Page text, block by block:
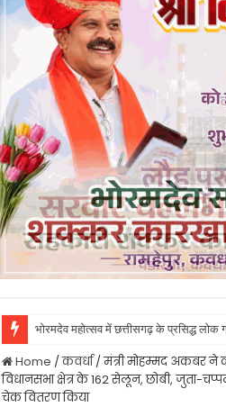
भोरमदेव महोत्सव में छत्तीसगढ़ के प्रसिद्ध लोक
Home /कवर्धा/मंत्री मोहम्मद अकबर ने
विधानसभा क्षेत्र के 162 सेलून, छोबी, जुता-
चेक वितरण किया